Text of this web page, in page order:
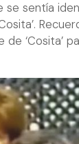
sentía
de ‘Cosita’